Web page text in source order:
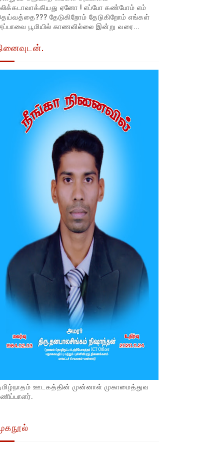
ஏனோ ! எப்போ கண்போம் எம்
தேடுகிறோம் தேடுகிறோம் எங்கள்
பூமியில் காணவில்லை இன்று வரை...
ஊடகத்தின் முன்னாள் முகாமைத்துவ